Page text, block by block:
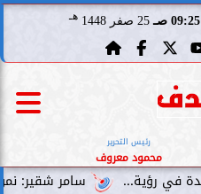
09:25 صـ 25 صفر 1448 هـ
رئيس التحرير
محمود معروف
سامر شقير: نمو صناديق